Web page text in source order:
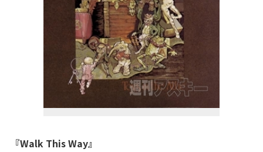
『Walk This Way』